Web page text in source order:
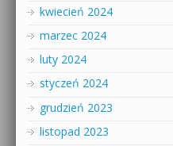
kwiecień 2024
marzec 2024
luty 2024
styczeń 2024
grudzień 2023
listopad 2023